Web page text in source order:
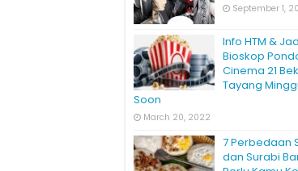
September 1,
Info HTM &
Bioskop
Cinema 21
Tayang
Soon
March 20, 2022
7 Perbedaan
dan Surabi